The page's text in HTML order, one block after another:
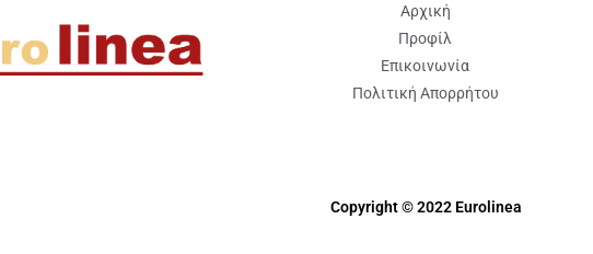
Αρχική
Προφίλ
Επικοινωνία
Πολιτική Απορρήτου
Copyright © 2022 Eurolinea